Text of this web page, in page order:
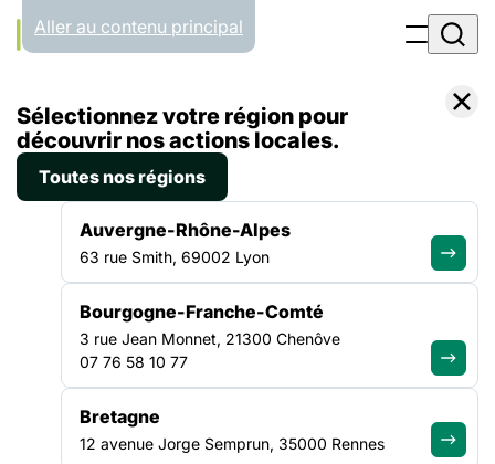
Panneau de gestion des cookies
Aller au contenu principal
Accueil Formations Écoute sociale au 115
VEILLE SOCIALE, HÉBERGEMENT ET LOGEMENT
Écoute sociale au 115
Session : 29 et 30 septembre 2026
Date et durée :
29/09/2026 - 2 jours
Lieu :
Paris ou Porte de Paris (Montreuil)
Sélectionnez votre région pour
découvrir nos actions locales.
Toutes nos régions
Auvergne-Rhône-Alpes
63 rue Smith, 69002 Lyon
Bourgogne-Franche-Comté
3 rue Jean Monnet, 21300 Chenôve
07 76 58 10 77
Bretagne
12 avenue Jorge Semprun, 35000 Rennes